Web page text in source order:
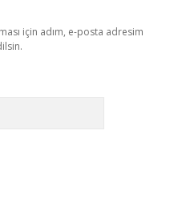
için adım, e-posta adresim